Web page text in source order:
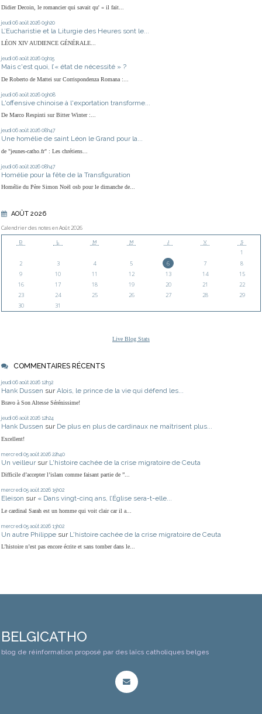
Didier Decoin, le romancier qui savait qu' « il fait...
jeudi 06 août 2026 09h20
L’Eucharistie et la Liturgie des Heures sont le...
LÉON XIV AUDIENCE GÉNÉRALE...
jeudi 06 août 2026 09h15
Mais c'est quoi, l’« état de nécessité » ?
De Roberto de Mattei sur Corrispondenza Romana :...
jeudi 06 août 2026 09h08
L'offensive chinoise à l'exportation transforme...
De Marco Respinti sur Bitter Winter :...
jeudi 06 août 2026 08h47
Une homélie de saint Léon le Grand pour la...
de "jeunes-catho.fr" : Les chrétiens...
jeudi 06 août 2026 08h47
Homélie pour la fête de la Transfiguration
Homélie du Père Simon Noël osb pour le dimanche de...
AOÛT 2026
Calendrier des notes en Août 2026
D L M M J V S
1
2
3 4 5 6 7
8
9
10 11 12 13 14
15
16
17 18 19 20 21
22
23
24 25 26 27 28
29
30
31
Live Blog Stats
COMMENTAIRES RÉCENTS
jeudi 06 août 2026 12h32
Hank Dussen sur Alois, le prince de la vie qui défend les...
Bravo à Son Altesse Sérénissime!
jeudi 06 août 2026 12h24
Hank Dussen sur De plus en plus de cardinaux ne maîtrisent plus...
Excellent!
mercredi 05 août 2026 22h40
Un veilleur sur L'histoire cachée de la crise migratoire de Ceuta
Difficile d’accepter l’islam comme faisant partie de ”...
mercredi 05 août 2026 15h02
Eleison sur « Dans vingt-cinq ans, l’Église sera-t-elle...
Le cardinal Sarah est un homme qui voit clair car il a...
mercredi 05 août 2026 13h02
Un autre Philippe sur L'histoire cachée de la crise migratoire de Ceuta
L’histoire n’est pas encore écrite et sans tomber dans le...
BELGICATHO
blog de réinformation proposé par des laïcs catholiques belges